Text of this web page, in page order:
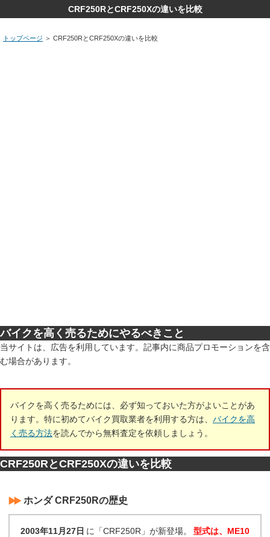
CRF250RとCRF250Xの違いを比較
トップページ ＞ CRF250RとCRF250Xの違いを比較
バイクを高く売るためにやるべきこと
当サイトは、広告を利用しています。記事内に商品プロモーションを含
む場合があります。
バイクを高く売るためには、必ず知っておいた方がよいことがあ
ります。特に初めてバイク買取業者を利用する方は、 バイクを高
く売る方法を読んでから無料査定を依頼しましょう。
CRF250RとCRF250Xの違いを比較
ホンダ CRF250Rの歴史
2003年11月27日 に「CRF250R」が新登場。
型式は、ME10